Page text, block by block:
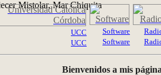
UCC
UCC
Software
Software
Bienvenidos a mis